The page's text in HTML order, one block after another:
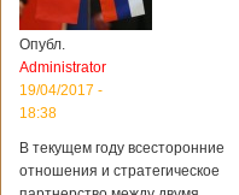
Опубл.
Administrator
19/04/2017 -
18:38
В текущем году всесторонние
отношения и стратегическое